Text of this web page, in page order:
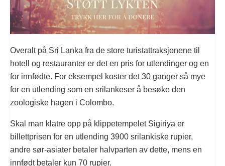
Overalt på Sri Lanka fra de store turistattraksjonene til
hotell og restauranter er det en pris for utlendinger og en
for innfødte. For eksempel koster det 30 ganger så mye
for en utlending som en srilankeser å besøke den
zoologiske hagen i Colombo.
Skal man klatre opp på klippetempelet Sigiriya er
billettprisen for en utlending 3900 srilankiske rupier,
andre sør-asiater betaler halvparten av dette, mens en
innfødt betaler kun 70 rupier.